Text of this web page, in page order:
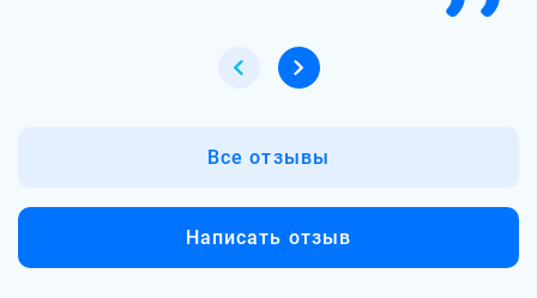
Все отзывы
Написать отзыв